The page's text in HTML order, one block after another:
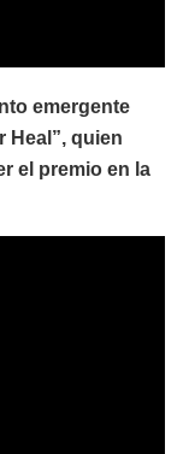
emergente
Heal”, quien
el premio en la